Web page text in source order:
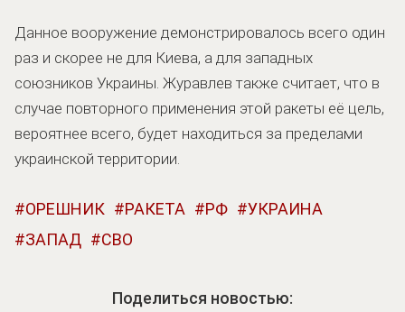
Данное вооружение демонстрировалось всего один
раз и скорее не для Киева, а для западных
союзников Украины. Журавлев также считает, что в
случае повторного применения этой ракеты её цель,
вероятнее всего, будет находиться за пределами
украинской территории.
ОРЕШНИК РАКЕТА РФ
УКРАИНА
ЗАПАД
СВО
Поделиться новостью: